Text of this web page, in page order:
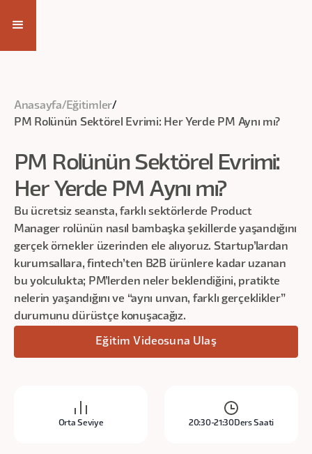
Anasayfa/ Eğitimler/
PM Rolünün Sektörel Evrimi: Her Yerde PM Aynı mı?
PM Rolünün Sektörel Evrimi:
Her Yerde PM Aynı mı?
Bu ücretsiz seansta, farklı sektörlerde Product
Manager rolünün nasıl bambaşka şekillerde yaşandığını
gerçek örnekler üzerinden ele alıyoruz. Startup’lardan
kurumsallara, fintech’ten B2B ürünlere kadar uzanan
bu yolculukta; PM’lerden neler beklendiğini, pratikte
nelerin yaşandığını ve “aynı unvan, farklı gerçeklikler”
durumunu dürüstçe konuşacağız.
Eğitim Videosuna Ulaş
Orta Seviye 20:30-21:30Ders Saati